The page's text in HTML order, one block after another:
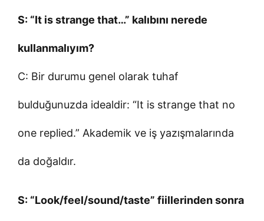
S: “It is strange that…” kalıbını nerede
kullanmalıyım?
C: Bir durumu genel olarak tuhaf
bulduğunuzda idealdir: “It is strange that no
one replied.” Akademik ve iş yazışmalarında
da doğaldır.
S: “Look/feel/sound/taste” fiillerinden sonra